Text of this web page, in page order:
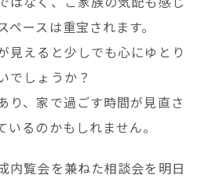
ースは重宝されます。
見えると少しでも心にゆとり
でしょうか？
り、家で過ごす時間が見直さ
るのかもしれません。
内覧会を兼ねた相談会を明日